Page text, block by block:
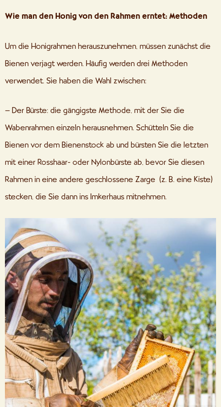
Wie man den Honig von den Rahmen erntet: Methoden
Um die Honigrahmen herauszunehmen, müssen zunächst die
Bienen verjagt werden. Häufig werden drei Methoden
verwendet. Sie haben die Wahl zwischen:
– Der Bürste: die gängigste Methode, mit der Sie die
Wabenrahmen einzeln herausnehmen. Schütteln Sie die
Bienen vor dem Bienenstock ab und bürsten Sie die letzten
mit einer Rosshaar- oder Nylonbürste ab, bevor Sie diesen
Rahmen in eine andere geschlossene Zarge (z. B. eine Kiste)
stecken, die Sie dann ins Imkerhaus mitnehmen.